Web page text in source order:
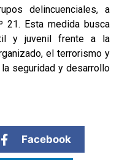
delincuenciales, a
21. Esta medida busca
y juvenil frente a la
el terrorismo y
seguridad y desarrollo
Facebook